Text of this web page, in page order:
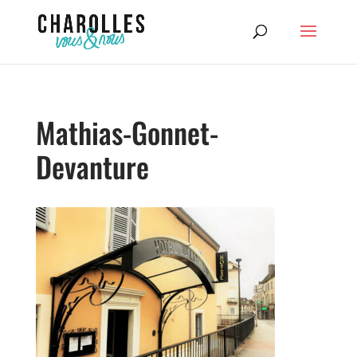
Mathias-Gonnet-
Devanture